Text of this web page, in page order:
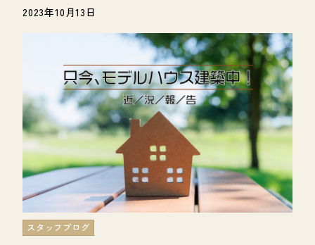
2023年10月13日
スタッフブログ